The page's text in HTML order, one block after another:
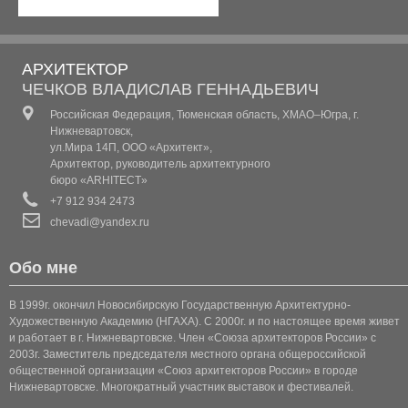
КОТТЕДЖ 2
КОТТЕДЖ 3
КОТТЕДЖ 4
КОТТЕДЖ 5
КОТТЕДЖ 6
КОТТЕДЖ (КЛАССИКА 2)
КОТТЕДЖ (КЛАССИКА 3)
КОТТЕДЖ 7
АРХИТЕКТОР
ЧЕЧКОВ ВЛАДИСЛАВ ГЕННАДЬЕВИЧ
Российская Федерация, Тюменская область, ХМАО–Югра, г.
Нижневартовск,
ул.Мира 14П, ООО «Архитект»,
Архитектор, руководитель архитектурного
бюро «ARHITECT»
+7 912 934 2473
chevadi@yandex.ru
Обо мне
В 1999г. окончил Новосибирскую Государственную Архитектурно-
Художественную Академию (НГАХА). С 2000г. и по настоящее время живет
и работает в г. Нижневартовске. Член «Союза архитекторов России» с
2003г. Заместитель председателя местного органа общероссийской
общественной организации «Союз архитекторов России» в городе
Нижневартовске. Многократный участник выставок и фестивалей.